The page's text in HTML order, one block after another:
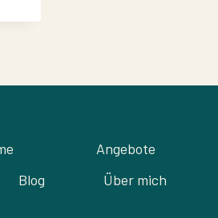
Angebote
Blog Über mich